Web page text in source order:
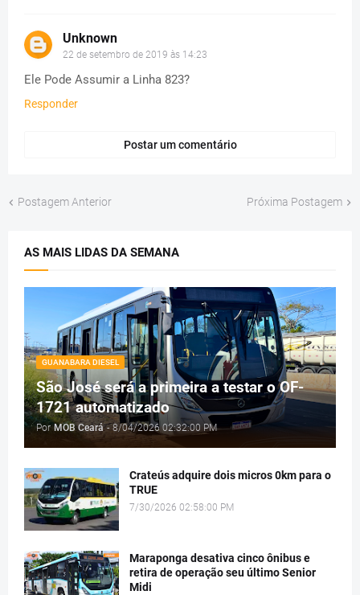
Unknown
22 de setembro de 2019 às 14:23
Ele Pode Assumir a Linha 823?
Responder
Postar um comentário
Postagem Anterior Próxima Postagem
AS MAIS LIDAS DA SEMANA
GUANABARA DIESEL
São José será a primeira a testar o OF-
1721 automatizado
Por MOB Ceará - 8/04/2026 02:32:00 PM
Crateús adquire dois micros 0km para o
TRUE
7/30/2026 02:58:00 PM
Maraponga desativa cinco ônibus e
retira de operação seu último Senior
Midi